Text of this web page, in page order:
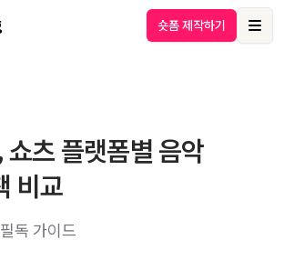
숏폼 제작하기
츠 플랫폼별 음악
비교
독 가이드